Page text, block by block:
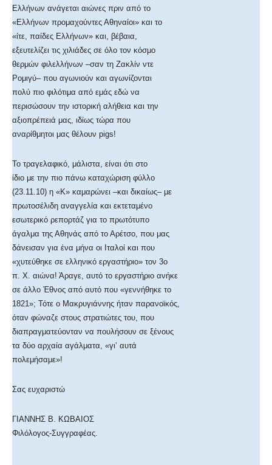
Ελλήνων ανάγεται αιώνες πριν από το
«Ελλήνων προμαχούντες Αθηναίοι» και το
«ίτε, παίδες Ελλήνων» και, βέβαια,
εξευτελίζει τις χιλιάδες σε όλο τον κόσμο
θερμών φιλελλήνων –σαν τη Ζακλίν ντε
Ρομιγύ– που αγωνιούν και αγωνίζονται
πολύ πιο φιλότιμα από εμάς εδώ να
περισώσουν την ιστορική αλήθεια και την
αξιοπρέπειά μας, ιδίως τώρα που
αναρίθμητοι μας θέλουν pigs!
Το τραγελαφικό, μάλιστα, είναι ότι στο
ίδιο με την πιο πάνω καταχώριση φύλλο
(23.11.10) η «Κ» καμαρώνει –και δικαίως– με
πρωτοσέλιδη αναγγελία και εκτεταμένο
εσωτερικό ρεπορτάζ για το πρωτότυπο
άγαλμα της Αθηνάς από το Αρέτσο, που μας
δάνεισαν για ένα μήνα οι Ιταλοί και που
«χυτεύθηκε σε ελληνικό εργαστήριο» τον 3ο
π. Χ. αιώνα! Άραγε, αυτό το εργαστήριο ανήκε
σε άλλο Έθνος από αυτό που «γεννήθηκε το
1821»; Τότε ο Μακρυγιάννης ήταν παρανοϊκός,
όταν φώναζε στους στρατιώτες του, που
διαπραγματεύονταν να πουλήσουν σε ξένους
τα δύο αρχαία αγάλματα, «γι’ αυτά
πολεμήσαμε»!
Σας ευχαριστώ
ΓΙΑΝΝΗΣ Β. ΚΩΒΑΙΟΣ
Φιλόλογος-Συγγραφέας.